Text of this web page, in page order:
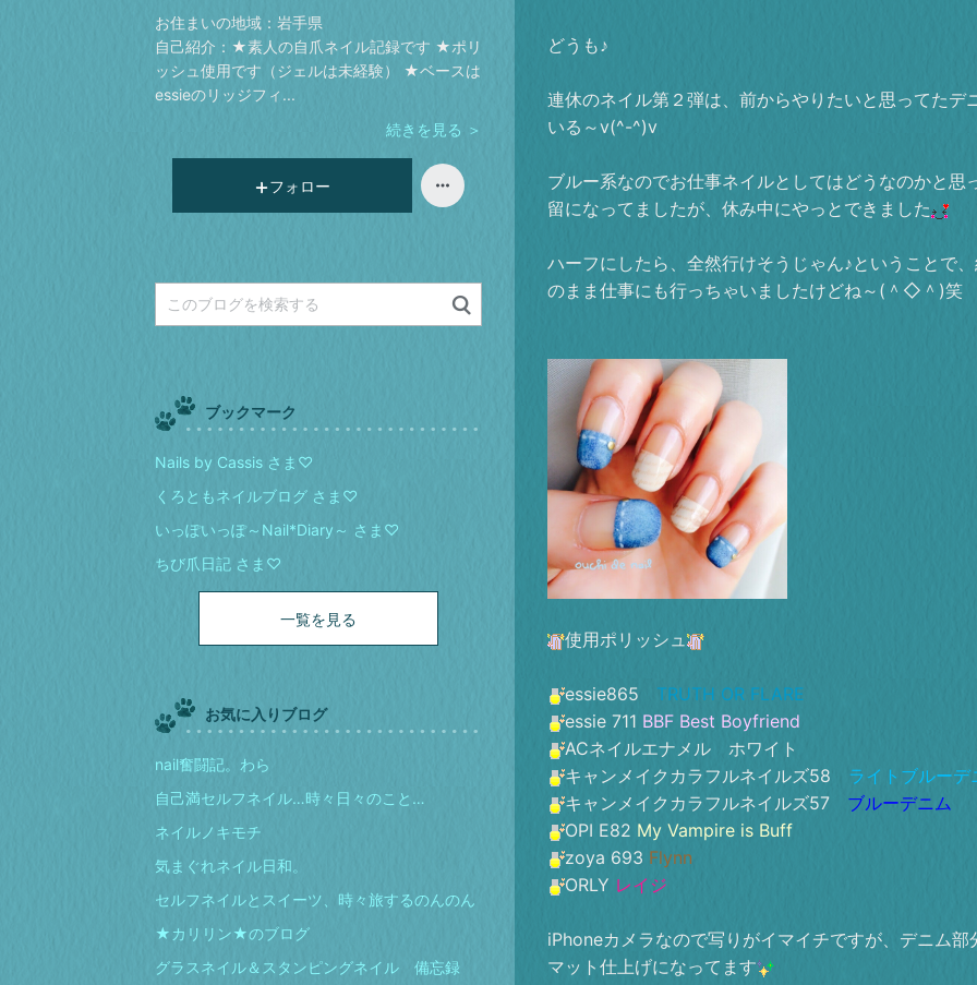
どうも♪
連休のネイル第２弾は、前からやりたいと思ってたデ
いる～v(^-^)v
ブルー系なのでお仕事ネイルとしてはどうなのかと思
留になってましたが、休み中にやっとできました
ハーフにしたら、全然行けそうじゃん♪ということで
のまま仕事にも行っちゃいましたけどね～(＾◇＾)笑
使用ポリッシュ
essie865 TRUTH OR FLARE
essie 711 BBF Best Boyfriend
ACネイルエナメル ホワイト
キャンメイクカラフルネイルズ58 ライトブルーデ
キャンメイクカラフルネイルズ57 ブルーデニム
OPI E82 My Vampire is Buff
zoya 693 Flynn
ORLY レイジ
iPhoneカメラなので写りがイマイチですが、デニム部
マット仕上げになってます
お住まいの地域： 岩手県
自己紹介： ★素人の自爪ネイル記録です ★ポリ
ッシュ使用です（ジェルは未経験） ★ベースは
essieのリッジフィ...
続きを見る ＞
フォロー
ブックマーク
Nails by Cassis さま♡
くろともネイルブログ さま♡
いっぽいっぽ～Nail*Diary～ さま♡
ちび爪日記 さま♡
一覧を見る
お気に入りブログ
nail奮闘記。わら
自己満セルフネイル…時々日々のこと…
ネイルノキモチ
気まぐれネイル日和。
セルフネイルとスイーツ、時々旅するのんのん
★カリリン★のブログ
グラスネイル＆スタンピングネイル 備忘録